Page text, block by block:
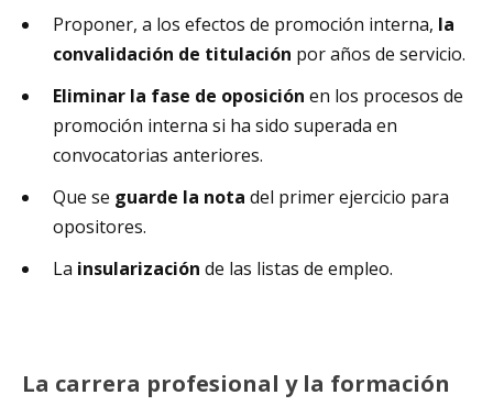
Proponer, a los efectos de promoción interna, la
convalidación de titulación por años de servicio.
Eliminar la fase de oposición en los procesos de
promoción interna si ha sido superada en
convocatorias anteriores.
Que se guarde la nota del primer ejercicio para
opositores.
La insularización de las listas de empleo.
La carrera profesional y la formación